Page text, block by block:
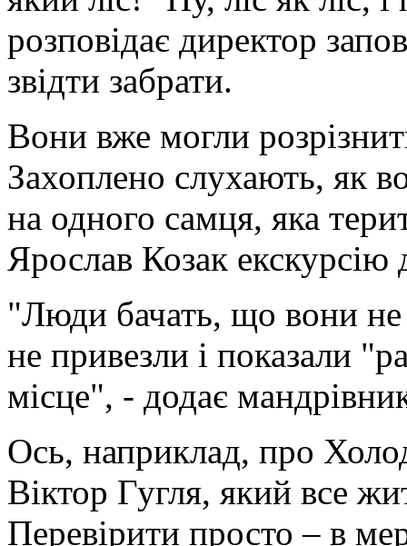
розповідає директор
звідти забрати.
Вони вже могли
Захоплено слухають, як
на одного самця, яка
Ярослав Козак екскурсію
"Люди бачать, що вони
не привезли і показали
місце", - додає
Ось, наприклад, про
Віктор Гугля, який все
Перевірити просто – в